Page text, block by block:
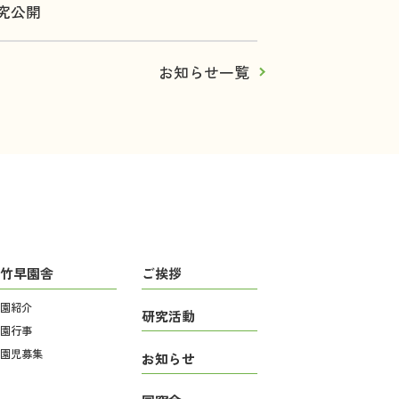
公開
お知らせ一覧
竹早園舎
園紹介
園行事
園児募集
ご挨拶
研究活動
お知らせ